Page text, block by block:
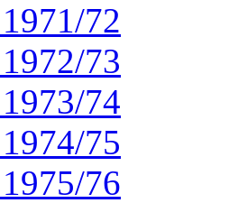
72
73
74
75
76